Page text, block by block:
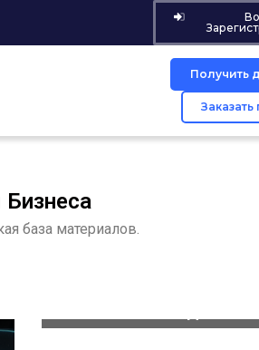
Получить
база материалов.
СРАВНИТЕЛЬНАЯ ТАБЛИЦА